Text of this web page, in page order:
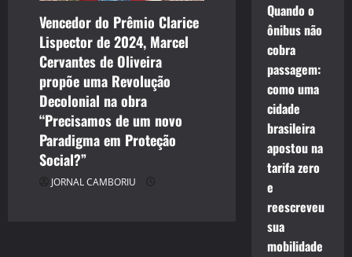
Vencedor do Prêmio Clarice
Lispector de 2024, Marcel
Cervantes de Oliveira
propõe uma Revolução
Decolonial na obra
“Precisamos de um novo
Paradigma em Proteção
Social?”
JORNAL CAMBORIU
Quando o
ônibus não
cobra
passagem:
como uma
cidade
brasileira
apostou na
tarifa zero
e
reescreveu
sua
mobilidade